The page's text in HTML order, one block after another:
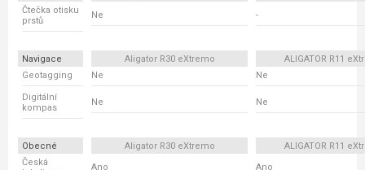
Čtečka otisku
prstů
Ne -
Navigace Aligator R30 eXtremo
ALIGATOR R11
Geotagging
Ne Ne
Digitální
kompas
Ne Ne
Obecné Aligator R30 eXtremo
ALIGATOR R11
Česká
Ano Ano